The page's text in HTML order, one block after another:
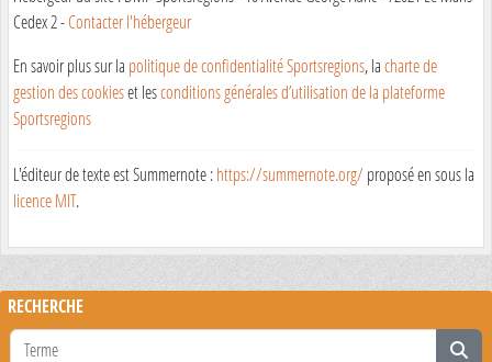
Cedex 2 -Contacter l'hébergeur
En savoir plus sur la politique de confidentialité Sportsregions, lacharte de
gestion des cookieset lesconditions générales d’utilisation de la plateforme
Sportsregions
L'éditeur de texte est Summernote :https://summernote.org/ proposé en sous la
licence MIT.
RECHERCHE